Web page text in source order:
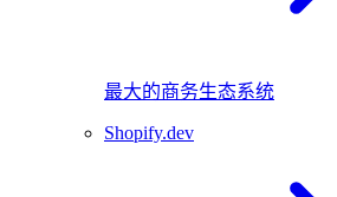
最大的商务生态系统
Shopify.dev